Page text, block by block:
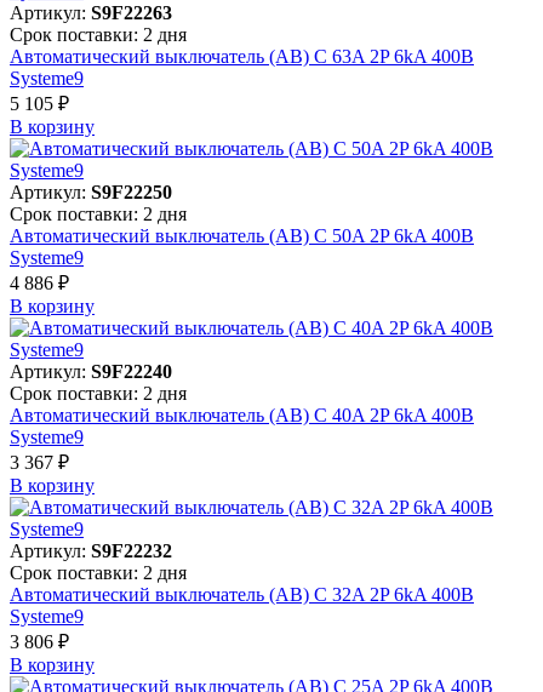
Артикул: S9F22263
Срок поставки: 2 дня
Автоматический выключатель (АВ) C 63A 2P 6kA 400В
Systeme9
5 105 ₽
В корзинy
Артикул: S9F22250
Срок поставки: 2 дня
Автоматический выключатель (АВ) C 50A 2P 6kA 400В
Systeme9
4 886 ₽
В корзинy
Артикул: S9F22240
Срок поставки: 2 дня
Автоматический выключатель (АВ) C 40A 2P 6kA 400В
Systeme9
3 367 ₽
В корзинy
Артикул: S9F22232
Срок поставки: 2 дня
Автоматический выключатель (АВ) C 32A 2P 6kA 400В
Systeme9
3 806 ₽
В корзинy